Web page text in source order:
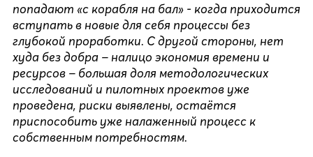
попадают «с корабля на бал» - когда приходится
вступать в новые для себя процессы без
глубокой проработки. С другой стороны, нет
худа без добра – налицо экономия времени и
ресурсов – большая доля методологических
исследований и пилотных проектов уже
проведена, риски выявлены, остаётся
приспособить уже налаженный процесс к
собственным потребностям.